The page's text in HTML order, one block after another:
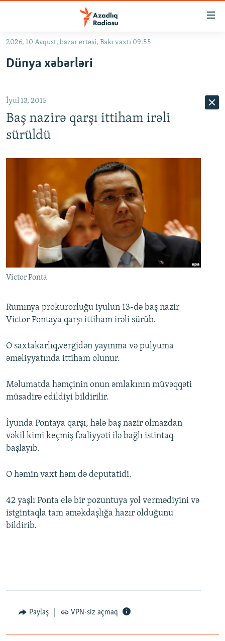
Əsas
qayıt
qayıt
Axtarışa
#İZAHLA
#ƏSLINDƏ
FƏRQƏ BAX
VIDEO
FOTOQALEREYA
İNFOQRAFIKA
KARIKATURA
RADIO ARXIV
OXU ZALI
AZƏRBAYCAN ƏDƏBIYYATI KITABXANASI
İSLAM VƏ DEMOKRATIYA
HAQQIMIZDA
MISSIYAMIZ
PEŞƏ ETIKASI VƏ JURNALISTIKA STANDARTLARIMIZ
BIZIMLƏ ƏLAQƏ
XƏBƏR BÜLLETENLƏRIMIZ
BIZI IZLƏ
2026, 10 Avqust, bazar ertəsi, Bakı vaxtı 09:55
Dünya xəbərləri
İyul 13, 2015
Baş nazirə qarşı ittiham irəli
sürüldü
Victor Ponta
Rumınya prokurorluğu iyulun 13-də baş nazir
Victor Pontaya qarşı ittiham irəli sürüb.
O saxtakarlıq,vergidən yayınma və pulyuma
əməliyyatında ittiham olunur.
Məlumatda həmçinin onun əmlakının müvəqqəti
müsadirə edildiyi bildirilir.
İyunda Pontaya qarşı, hələ baş nazir olmazdan
vəkil kimi keçmiş fəaliyyəti ilə bağlı istintaq
başlayıb.
O həmin vaxt həm də deputatidi.
42 yaşlı Ponta elə bir pozuntuya yol vermədiyini və
istgintaqla tam əməkdaşlığa hazır olduğunu
bildirib.
Paylaş VPN-siz açmaq